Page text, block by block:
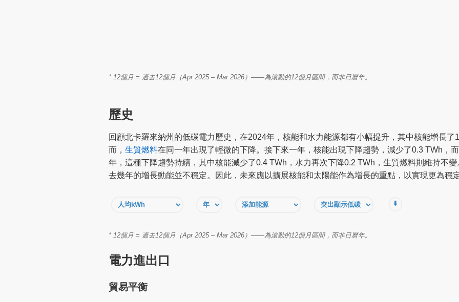
* 12個月 = 過去12個月（Apr 2025 – Mar 2026）——為滾動的12個月區間，而非日曆年。
歷史
回顧北卡羅來納州的低碳電力歷史，在2024年，核能和水力能源都有小幅提升，其中核能增長
而， 生質燃料在同一年出現了輕微的下降。接下來一年，核能出現下降趨勢，減少了0.3 TWh，
年，這種下降趨勢持續，其中核能減少了0.4 TWh，水力再次下降0.2 TWh，生質燃料則維持不
去幾年的增長動能並不穩定。因此，未來應以擴展核能和太陽能作為增長的重點，以實現更為穩
⬇️
* 12個月 = 過去12個月（Apr 2025 – Mar 2026）——為滾動的12個月區間，而非日曆年。
電力進出口
貿易平衡